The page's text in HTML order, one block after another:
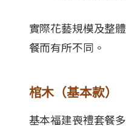
實際花藝規模及整
餐而有所不同。
棺木（基本款）
基本福建喪禮套餐